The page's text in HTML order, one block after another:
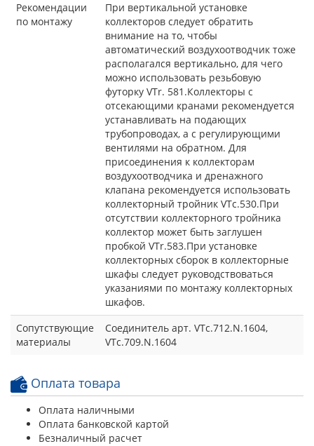
Рекомендации
по монтажу
При вертикальной установке
коллекторов следует обратить
внимание на то, чтобы
автоматический воздухоотводчик тоже
располагался вертикально, для чего
можно использовать резьбовую
футорку VTr. 581.Коллекторы с
отсекающими кранами рекомендуется
устанавливать на подающих
трубопроводах, а с регулирующими
вентилями на обратном. Для
присоединения к коллекторам
воздухоотводчика и дренажного
клапана рекомендуется использовать
коллекторный тройник VTс.530.При
отсутствии коллекторного тройника
коллектор может быть заглушен
пробкой VTr.583.При установке
коллекторных сборок в коллекторные
шкафы следует руководствоваться
указаниями по монтажу коллекторных
шкафов.
Сопутствующие
материалы
Соединитель арт. VTc.712.N.1604,
VTc.709.N.1604
Оплата товара
Оплата наличными
Оплата банковской картой
Безналичный расчет